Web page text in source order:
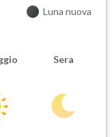
Luna nuova
Sera